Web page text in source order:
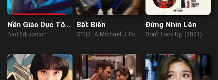
Nền Giáo Dục Tồi:
Bản Cắt Của Đạo
Bad Education:
Bất Biến
STILL: A Michael J. Fox
Đừng Nhìn Lên
Don't Look Up (2021)